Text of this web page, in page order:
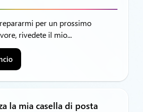
per un prossimo
rivedete il mio...
la mia casella di posta